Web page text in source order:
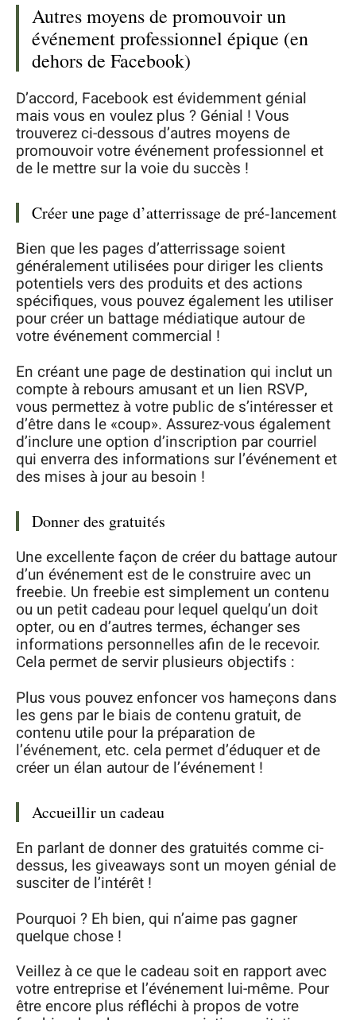
Autres moyens de promouvoir un
événement professionnel épique (en
dehors de Facebook)
D’accord, Facebook est évidemment génial
mais vous en voulez plus ? Génial ! Vous
trouverez ci-dessous d’autres moyens de
promouvoir votre événement professionnel et
de le mettre sur la voie du succès !
Créer une page d’atterrissage de pré-lancement
Bien que les pages d’atterrissage soient
généralement utilisées pour diriger les clients
potentiels vers des produits et des actions
spécifiques, vous pouvez également les utiliser
pour créer un battage médiatique autour de
votre événement commercial !
En créant une page de destination qui inclut un
compte à rebours amusant et un lien RSVP,
vous permettez à votre public de s’intéresser et
d’être dans le «coup». Assurez-vous également
d’inclure une option d’inscription par courriel
qui enverra des informations sur l’événement et
des mises à jour au besoin !
Donner des gratuités
Une excellente façon de créer du battage autour
d’un événement est de le construire avec un
freebie. Un freebie est simplement un contenu
ou un petit cadeau pour lequel quelqu’un doit
opter, ou en d’autres termes, échanger ses
informations personnelles afin de le recevoir.
Cela permet de servir plusieurs objectifs :
Plus vous pouvez enfoncer vos hameçons dans
les gens par le biais de contenu gratuit, de
contenu utile pour la préparation de
l’événement, etc. cela permet d’éduquer et de
créer un élan autour de l’événement !
Accueillir un cadeau
En parlant de donner des gratuités comme ci-
dessus, les giveaways sont un moyen génial de
susciter de l’intérêt !
Pourquoi ? Eh bien, qui n’aime pas gagner
quelque chose !
Veillez à ce que le cadeau soit en rapport avec
votre entreprise et l’événement lui-même. Pour
être encore plus réfléchi à propos de votre